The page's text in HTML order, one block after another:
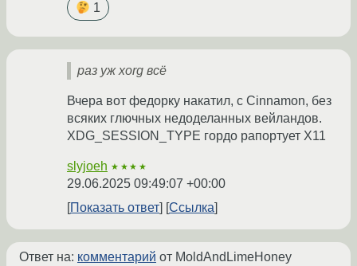
1
раз уж xorg всё
Вчера вот федорку накатил, с Cinnamon, без
всяких глючных недоделанных вейландов.
XDG_SESSION_TYPE гордо рапортует X11
slyjoeh ★★★★
29.06.2025 09:49:07 +00:00
Показать ответ
Ссылка
Ответ на: комментарий от MoldAndLimeHoney